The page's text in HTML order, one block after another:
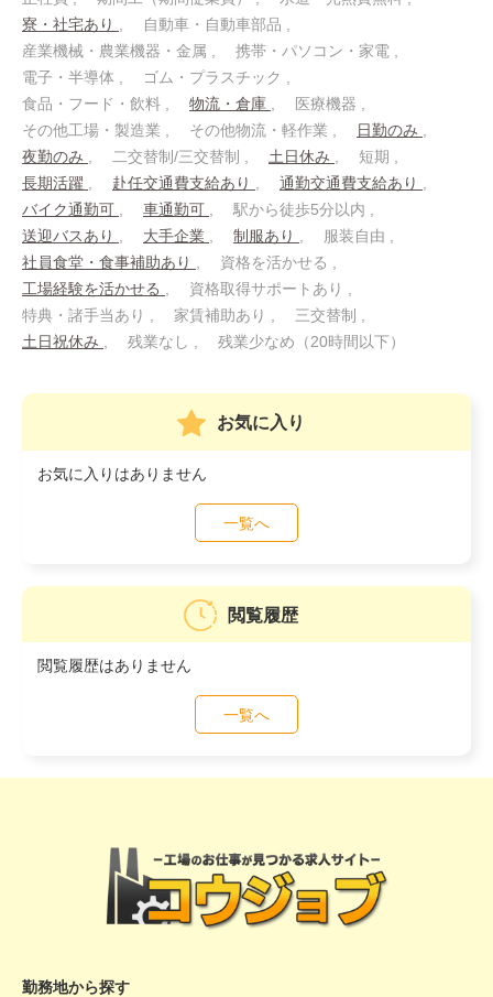
寮・社宅あり
自動車・自動車部品
産業機械・農業機器・金属
携帯・パソコン・家電
電子・半導体
ゴム・プラスチック
食品・フード・飲料
物流・倉庫
医療機器
その他工場・製造業
その他物流・軽作業
日勤のみ
夜勤のみ
二交替制/三交替制 土日休み
短期
長期活躍
赴任交通費支給あり
通勤交通費支給あり
バイク通勤可
車通勤可
駅から徒歩5分以内
送迎バスあり
大手企業 制服あり
服装自由
社員食堂・食事補助あり
資格を活かせる
工場経験を活かせる
資格取得サポートあり
特典・諸手当あり
家賃補助あり
三交替制
土日祝休み
残業なし 残業少なめ（20時間以下）
お気に入り
お気に入りはありません
一覧へ
閲覧履歴
閲覧履歴はありません
一覧へ
勤務地から探す